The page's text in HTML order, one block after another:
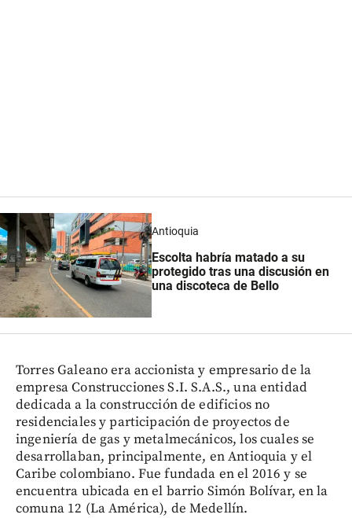
Antioquia
Escolta habría matado a su
protegido tras una discusión en
una discoteca de Bello
Torres Galeano era accionista y empresario de la
empresa Construcciones S.I. S.A.S., una entidad
dedicada a la construcción de edificios no
residenciales y participación de proyectos de
ingeniería de gas y metalmecánicos, los cuales se
desarrollaban, principalmente, en Antioquia y el
Caribe colombiano. Fue fundada en el 2016 y se
encuentra ubicada en el barrio Simón Bolívar, en la
comuna 12 (La América), de Medellín.